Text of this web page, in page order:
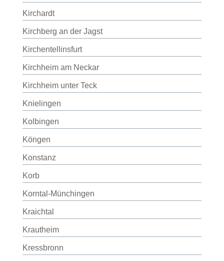
Kirchardt
Kirchberg an der Jagst
Kirchentellinsfurt
Kirchheim am Neckar
Kirchheim unter Teck
Knielingen
Kolbingen
Köngen
Konstanz
Korb
Korntal-Münchingen
Kraichtal
Krautheim
Kressbronn